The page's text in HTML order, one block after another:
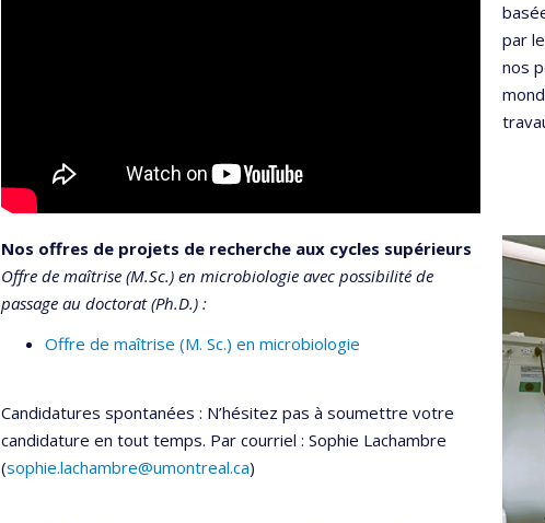
par
nos
Nos offres de projets de recherche aux cycles supérieurs
Offre de maîtrise (M.Sc.) en microbiologie avec possibilité de
passage au doctorat (Ph.D.) :
Offre de maîtrise (M. Sc.) en microbiologie
Candidatures spontanées : N’hésitez pas à soumettre votre
candidature en tout temps. Par courriel : Sophie Lachambre
(sophie.lachambre@umontreal.ca)